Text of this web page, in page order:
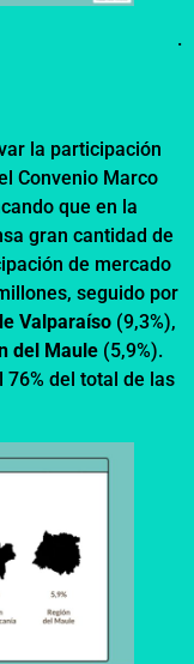
.
la participación
Convenio Marco
que en la
gran cantidad de
de mercado
seguido por
Valparaíso (9,3%),
del Maule (5,9%).
76% del total de las